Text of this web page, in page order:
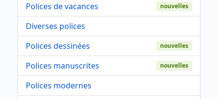
Polices de vacances
nouvelles
Diverses polices
Polices dessinées
nouvelles
Polices manuscrites nouvelles
Polices modernes